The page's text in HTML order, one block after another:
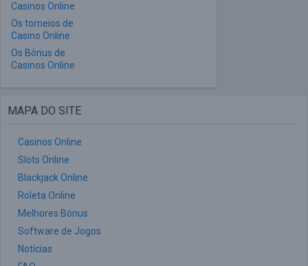
Casinos Online
Os torneios de
Casino Online
Os Bónus de
Casinos Online
MAPA DO SITE
Casinos Online
Slots Online
Blackjack Online
Roleta Online
Melhores Bónus
Software de Jogos
Notícias